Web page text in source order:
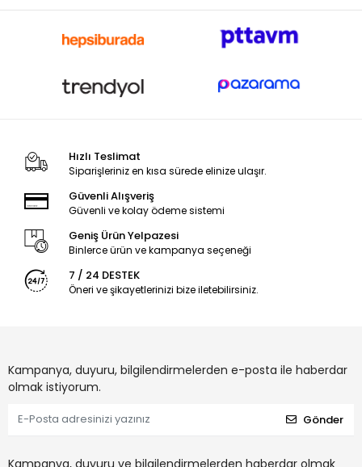
Hızlı Teslimat
Siparişleriniz en kısa sürede elinize ulaşır.
Güvenli Alışveriş
Güvenli ve kolay ödeme sistemi
Geniş Ürün Yelpazesi
Binlerce ürün ve kampanya seçeneği
7 / 24 DESTEK
Öneri ve şikayetlerinizi bize iletebilirsiniz.
Kampanya, duyuru, bilgilendirmelerden e-posta ile haberdar
olmak istiyorum.
Gönder
Kampanya, duyuru ve bilgilendirmelerden haberdar olmak